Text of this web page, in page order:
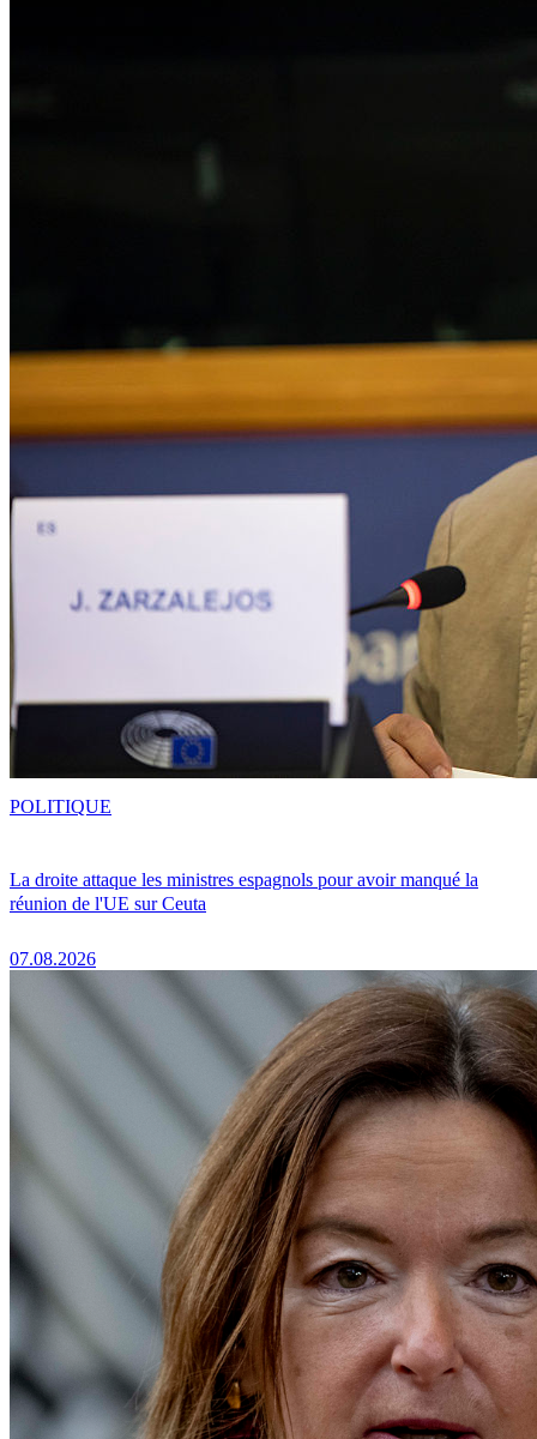
La droite attaque les ministres espagnols pour avoir manqué la
réunion de l'UE sur Ceuta
07.08.2026
POLITIQUE